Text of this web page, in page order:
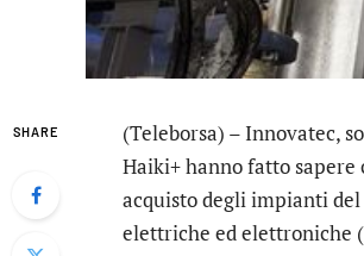
SHARE (Teleborsa) – Innovatec,
Haiki+ hanno fatto
acquisto degli impianti
elettriche ed elettroniche